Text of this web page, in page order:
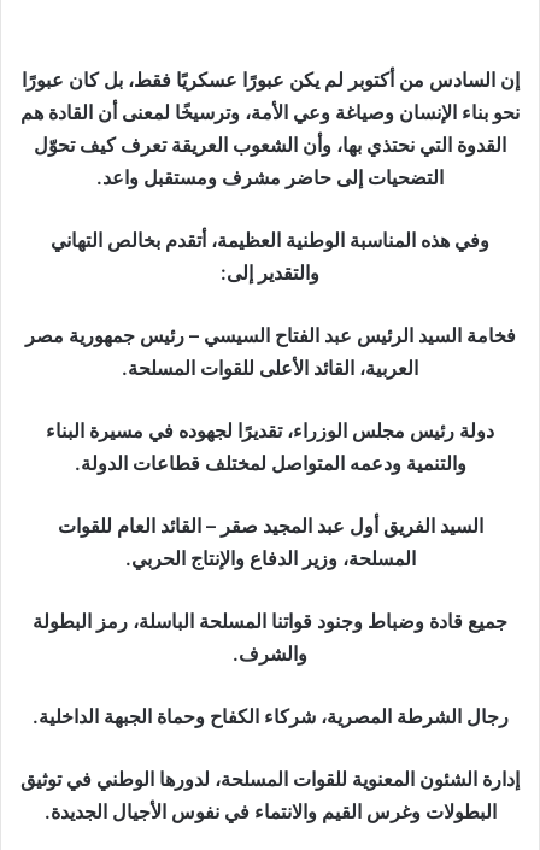
إن السادس من أكتوبر لم يكن عبورًا عسكريًا فقط، بل كان عبورًا
نحو بناء الإنسان وصياغة وعي الأمة، وترسيخًا لمعنى أن القادة هم
القدوة التي نحتذي بها، وأن الشعوب العريقة تعرف كيف تحوّل
التضحيات إلى حاضر مشرف ومستقبل واعد.
وفي هذه المناسبة الوطنية العظيمة، أتقدم بخالص التهاني
والتقدير إلى:
فخامة السيد الرئيس عبد الفتاح السيسي – رئيس جمهورية مصر
العربية، القائد الأعلى للقوات المسلحة.
دولة رئيس مجلس الوزراء، تقديرًا لجهوده في مسيرة البناء
والتنمية ودعمه المتواصل لمختلف قطاعات الدولة.
السيد الفريق أول عبد المجيد صقر – القائد العام للقوات
المسلحة، وزير الدفاع والإنتاج الحربي.
جميع قادة وضباط وجنود قواتنا المسلحة الباسلة، رمز البطولة
والشرف.
رجال الشرطة المصرية، شركاء الكفاح وحماة الجبهة الداخلية.
إدارة الشئون المعنوية للقوات المسلحة، لدورها الوطني في توثيق
البطولات وغرس القيم والانتماء في نفوس الأجيال الجديدة.